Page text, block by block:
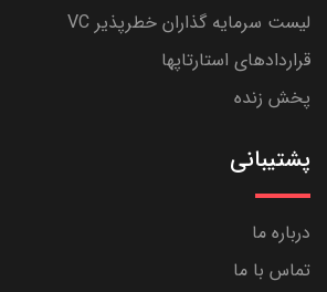
لیست سرمایه گذاران خطرپذیر VC
قراردادهای استارتاپها
پخش زنده
پشتیبانی
درباره ما
تماس با ما